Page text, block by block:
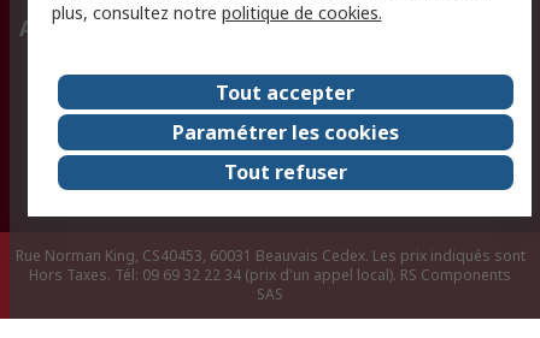
A propos de RS
A propos de RS France
Evénements
Le groupe RS Group Plc
Presse
RS dans le monde
Démarche RSE
Nous rejoindre
RS Particuliers
Rue Norman King, CS40453, 60031 Beauvais Cedex. Les prix indiqués sont
Hors Taxes. Tél: 09 69 32 22 34 (prix d'un appel local). RS Components
SAS
plus, consultez notre politique de cookies.
Tout accepter
Paramétrer les cookies
Tout refuser